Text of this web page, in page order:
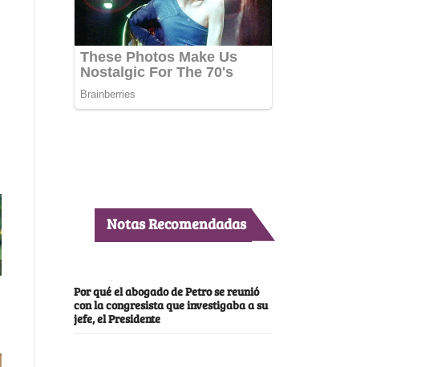
Notas Recomendadas
Por qué el abogado de Petro se reunió
con la congresista que investigaba a su
jefe, el Presidente